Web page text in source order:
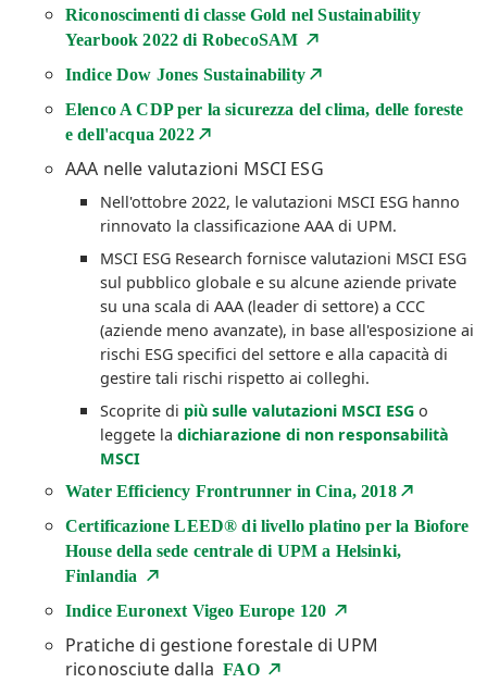
Riconoscimenti di classe Gold nel Sustainability
Yearbook 2022 di RobecoSAM
Indice Dow Jones Sustainability
Elenco A CDP per la sicurezza del clima, delle foreste
e dell'acqua 2022
AAA nelle valutazioni MSCI ESG
Nell'ottobre 2022, le valutazioni MSCI ESG hanno
rinnovato la classificazione AAA di UPM.
MSCI ESG Research fornisce valutazioni MSCI ESG
sul pubblico globale e su alcune aziende private
su una scala di AAA (leader di settore) a CCC
(aziende meno avanzate), in base all'esposizione ai
rischi ESG specifici del settore e alla capacità di
gestire tali rischi rispetto ai colleghi.
Scoprite di più sulle valutazioni MSCI ESG o
leggete la dichiarazione di non responsabilità
MSCI
Water Efficiency Frontrunner in Cina, 2018
Certificazione LEED® di livello platino per la Biofore
House della sede centrale di UPM a Helsinki,
Finlandia
Indice Euronext Vigeo Europe 120
Pratiche di gestione forestale di UPM
riconosciute dalla FAO